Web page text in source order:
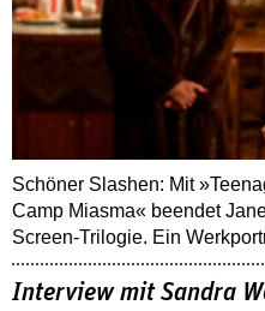
Schöner Slashen: Mit
Camp Miasma« beendet
Screen-Trilogie. Ein
Interview mit Sandra